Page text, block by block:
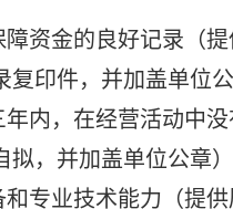
金的良好记录（提
印件，并加盖单位公
，在经营活动中没
，并加盖单位公章）
业技术能力（提供